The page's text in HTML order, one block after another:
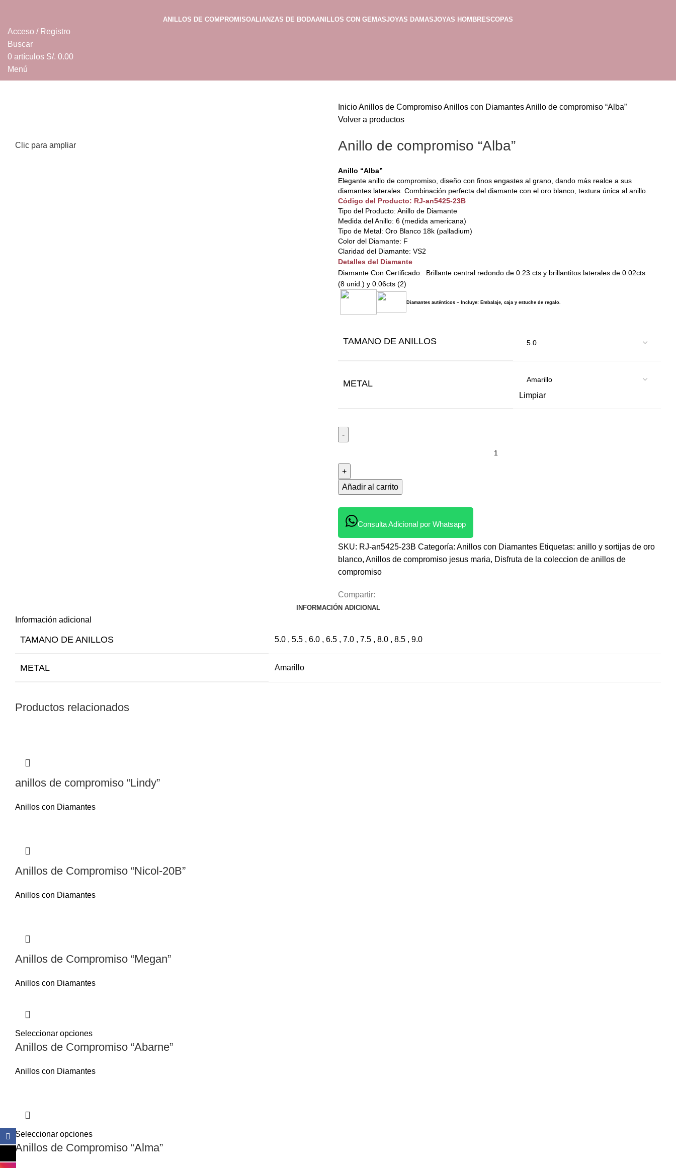
ANILLOS DE COMPROMISOALIANZAS DE BODAANILLOS CON GEMASJOYAS DAMASJOYAS HOMBRESCOPAS
Acceso / Registro
Buscar
0 artículos S/. 0.00
Menú
Clic para ampliar
InicioAnillos de CompromisoAnillos con DiamantesAnillo de compromiso “Alba”
Volver a productos
Anillo de compromiso “Alba”
Anillo “Alba”
Elegante anillo de compromiso, diseño con finos engastes al grano, dando más realce a sus
diamantes laterales. Combinación perfecta del diamante con el oro blanco, textura única al anillo.
Código del Producto: RJ-an5425-23B
Tipo del Producto: Anillo de Diamante
Medida del Anillo: 6 (medida americana)
Tipo de Metal: Oro Blanco 18k (palladium)
Color del Diamante: F
Claridad del Diamante: VS2
Detalles del Diamante
Diamante Con Certificado: Brillante central redondo de 0.23 cts y brillantitos laterales de 0.02cts
(8 unid.) y 0.06cts (2)
Diamantes auténticos – Incluye: Embalaje, caja y estuche de regalo.
TAMANO DE ANILLOS
METAL
Limpiar
Añadir al carrito
Consulta Adicional por Whatsapp
SKU: RJ-an5425-23B Categoría: Anillos con Diamantes Etiquetas: anillo y sortijas de oro
blanco, Anillos de compromiso jesus maria, Disfruta de la coleccion de anillos de
compromiso
Compartir:
INFORMACIÓN ADICIONAL
Información adicional
TAMANO DE ANILLOS 5.0 , 5.5 , 6.0 , 6.5 , 7.0 , 7.5 , 8.0 , 8.5 , 9.0
METAL Amarillo
Productos relacionados
anillos de compromiso “Lindy”
Anillos con Diamantes
Anillos de Compromiso “Nicol-20B”
Anillos con Diamantes
Anillos de Compromiso “Megan”
Anillos con Diamantes
Seleccionar opciones
Anillos de Compromiso “Abarne”
Anillos con Diamantes
Seleccionar opciones
Anillos de Compromiso “Alma”